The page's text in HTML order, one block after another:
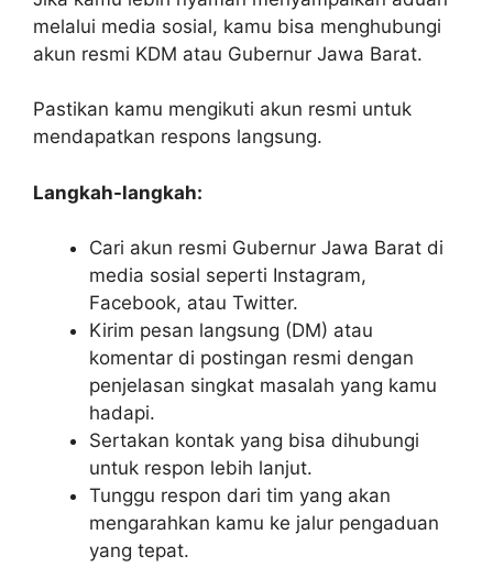
melalui media sosial, kamu bisa menghubungi
akun resmi KDM atau Gubernur Jawa Barat.
Pastikan kamu mengikuti akun resmi untuk
mendapatkan respons langsung.
Langkah-langkah:
Cari akun resmi Gubernur Jawa Barat di
media sosial seperti Instagram,
Facebook, atau Twitter.
Kirim pesan langsung (DM) atau
komentar di postingan resmi dengan
penjelasan singkat masalah yang kamu
hadapi.
Sertakan kontak yang bisa dihubungi
untuk respon lebih lanjut.
Tunggu respon dari tim yang akan
mengarahkan kamu ke jalur pengaduan
yang tepat.